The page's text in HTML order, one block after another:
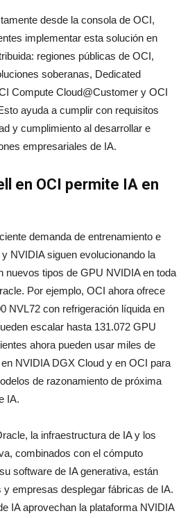
desde la consola de OCI,
implementar esta solución en
regiones públicas de OCI,
soberanas, Dedicated
Compute Cloud@Customer y OCI
ayuda a cumplir con requisitos
y cumplimiento al desarrollar e
empresariales de IA.
en OCI permite IA en
demanda de entrenamiento e
NVIDIA siguen evolucionando la
nuevos tipos de GPU NVIDIA en toda
Por ejemplo, OCI ahora ofrece
NVL72 con refrigeración líquida en
escalar hasta 131.072 GPU
ahora pueden usar miles de
NVIDIA DGX Cloud y en OCI para
de razonamiento de próxima
IA.
la infraestructura de IA y los
combinados con el cómputo
software de IA generativa, están
y empresas desplegar fábricas de IA.
IA aprovechan la plataforma NVIDIA